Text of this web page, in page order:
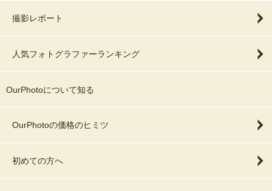
撮影レポート
人気フォトグラファーランキング
OurPhotoについて知る
OurPhotoの価格のヒミツ
初めての方へ